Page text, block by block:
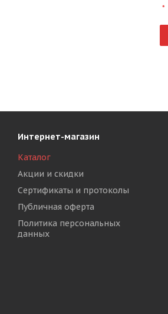
*
Интернет-магазин
Каталог
Акции и скидки
Сертификаты и протоколы
Публичная оферта
Политика персональных
данных